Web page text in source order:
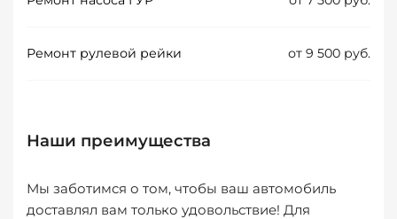
Ремонт рулевой рейки от 9 500 руб.
Наши преимущества
Мы заботимся о том, чтобы ваш автомобиль
доставлял вам только удовольствие! Для